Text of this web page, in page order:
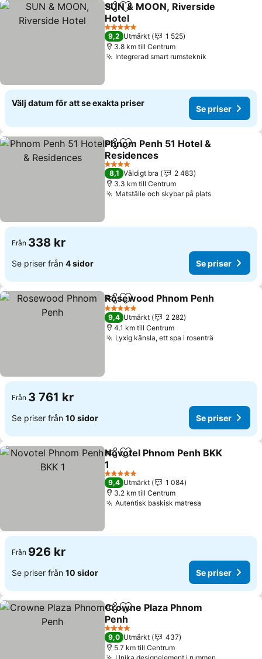
Dela Lägg till i Mina Favoriter
SUN & MOON, Riverside
Hotel
Se priser
5 Stjärnor
9,2 Utmärkt
1 525
3.8 km till Centrum
Integrerad smart rumsteknik
Välj datum för att se exakta priser
Se priser
Dela Lägg till i Mina Favoriter
Phnom Penh 51 Hotel &
Residences
Se priser
4 Stjärnor
8,1 Väldigt bra
2 483
3.3 km till Centrum
Matställe och skybar på platsSe priser
Från 338 kr
Se priser från 4 sidor Se priser
Dela Lägg till i Mina Favoriter
Rosewood Phnom Penh
5 Stjärnor
9,4 Utmärkt
2 282
4.1 km till Centrum
Lyxig känsla, ett spa i rosenträ
Från 3 761 kr
Se priser från 10 sidor Se priser
Dela Lägg till i Mina Favoriter
Novotel Phnom Penh BKK
1
Se priser
5 Stjärnor
9,4 Utmärkt
1 084
3.2 km till Centrum
Autentisk baskisk matresa
Från 926 kr
Se priser från 10 sidor Se priser
Dela Lägg till i Mina Favoriter
Crowne Plaza Phnom
Penh
Se priser
4 Stjärnor
9,0 Utmärkt
437
5.7 km till Centrum